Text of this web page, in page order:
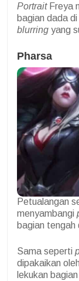
PortraitFreya
bagian dada
blurring yang
Pharsa
Petualangan
menyambangi
bagian tengah
Sama seperti
dipakaikan
lekukan